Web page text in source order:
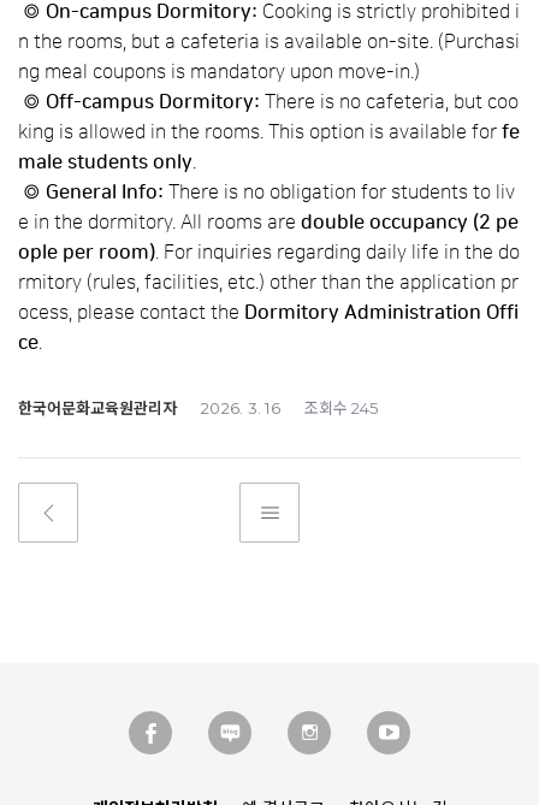
◎ On-campus Dormitory: Cooking is strictly prohibited i
n the rooms, but a cafeteria is available on-site. (Purchasi
ng meal coupons is mandatory upon move-in.)
◎ Off-campus Dormitory: There is no cafeteria, but coo
king is allowed in the rooms. This option is available for fe
male students only.
◎ General Info: There is no obligation for students to liv
e in the dormitory. All rooms are double occupancy (2 pe
ople per room). For inquiries regarding daily life in the do
rmitory (rules, facilities, etc.) other than the application pr
ocess, please contact the Dormitory Administration Offi
ce.
한국어문화교육원관리자 2026. 3. 16 조회수 245